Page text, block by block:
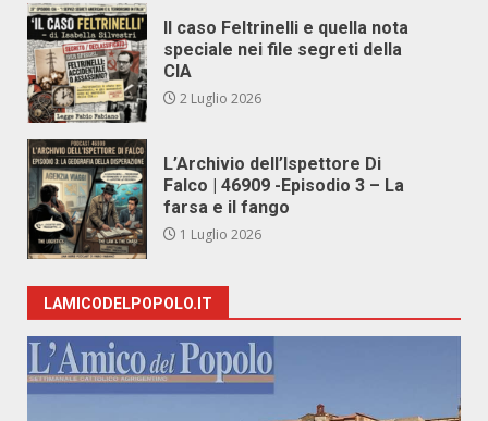
Il caso Feltrinelli e quella nota
speciale nei file segreti della
CIA
2 Luglio 2026
L’Archivio dell’Ispettore Di
Falco | 46909 -Episodio 3 – La
farsa e il fango
1 Luglio 2026
LAMICODELPOPOLO.IT